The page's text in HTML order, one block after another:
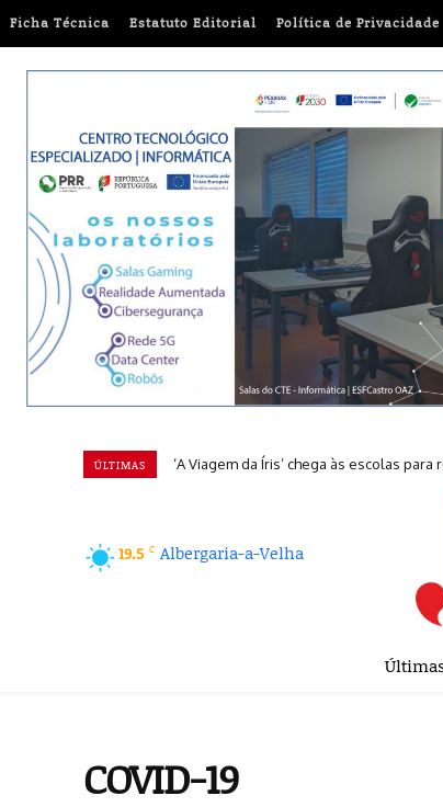
Ficha Técnica Estatuto Editorial Política de Privacidade
ÚLTIMAS Ajude a ajudar: um guia prático para
19.5 C Albergaria-a-Velha
COVID-19